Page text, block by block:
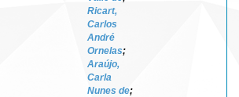
Ricart,
Carlos
André
Ornelas;
Araújo,
Carla
Nunes de;